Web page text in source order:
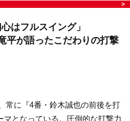
はフルスイング」
平が語ったこだわりの打撃
常に『4番・鈴木誠也の前後を打
マとなっている。圧倒的な打撃力